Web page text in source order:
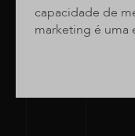
capacidade de
marketing é uma